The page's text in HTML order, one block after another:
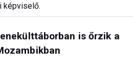
képviselő.
is őrzik a